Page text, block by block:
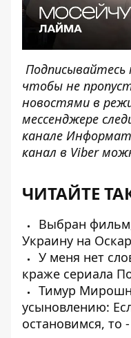
чтобы не
новостями в
мессенджере
канале
канал в Viber
ЧИТАЙТЕ
Выбран
Украину на
У меня нет
краже сериала
Тимур
усыновлению:
остановимся, то